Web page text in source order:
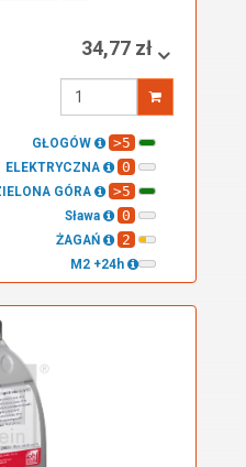
34,77 zł
GŁOGÓW >5
ELEKTRYCZNA 0
GÓRA >5
Sława 0
ŻAGAŃ 2
M2 +24h